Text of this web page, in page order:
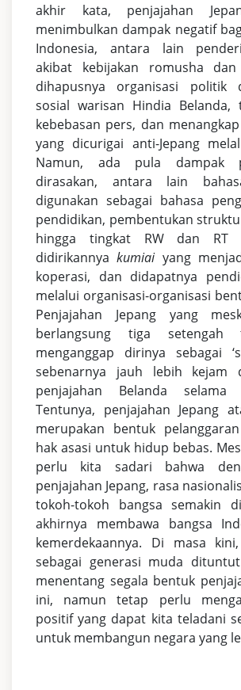
akhir kata, penjajahan
menimbulkan dampak negatif
Indonesia, antara lain
akibat kebijakan romusha
dihapusnya organisasi politik
sosial warisan Hindia Belanda,
kebebasan pers, dan
yang dicurigai anti-Jepang
Namun, ada pula dampak
dirasakan, antara lain
digunakan sebagai bahasa
pendidikan, pembentukan
hingga tingkat RW dan RT
didirikannyakumiai yang
koperasi, dan didapatnya
melalui organisasi-organisasi
Penjajahan Jepang yang
berlangsung tiga setengah
menganggap dirinya sebagai
sebenarnya jauh lebih kejam
penjajahan Belanda
Tentunya, penjajahan Jepang
merupakan bentuk
hak asasi untuk hidup bebas.
perlu kita sadari bahwa
penjajahan Jepang, rasa
tokoh-tokoh bangsa semakin
akhirnya membawa bangsa
kemerdekaannya. Di masa
sebagai generasi muda
menentang segala bentuk
ini, namun tetap perlu
positif yang dapat kita teladani
untuk membangun negara yang